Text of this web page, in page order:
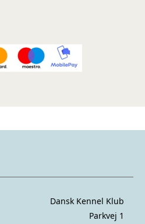
Dansk Kennel Klub
Parkvej 1